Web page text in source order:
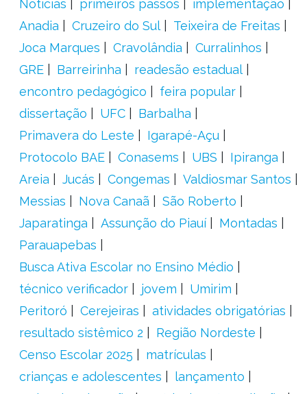
Notícias primeiros passos
implementação
Anadia
Cruzeiro do Sul
Teixeira de Freitas
Joca Marques
Cravolândia
Curralinhos
GRE
Barreirinha
readesão estadual
encontro pedagógico
feira popular
dissertação
UFC
Barbalha
Primavera do Leste
Igarapé-Açu
Protocolo BAE
Conasems UBS
Ipiranga
Areia
Jucás Congemas
Valdiosmar Santos
Messias
Nova Canaã
São Roberto
Japaratinga
Assunção do Piauí
Montadas
Parauapebas
Busca Ativa Escolar no Ensino Médio
técnico verificador
jovem
Umirim
Peritoró
Cerejeiras
atividades obrigatórias
resultado sistêmico 2
Região Nordeste
Censo Escolar 2025
matrículas
crianças e adolescentes
lançamento